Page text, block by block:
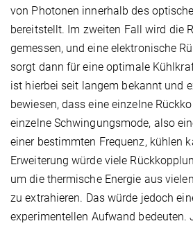
von Photonen innerhalb des
bereitstellt. Im zweiten Fall wird die
gemessen, und eine elektronische
sorgt dann für eine optimale
ist hierbei seit langem bekannt und
bewiesen, dass eine einzelne
einzelne Schwingungsmode, also
einer bestimmten Frequenz, kühlen
Erweiterung würde viele
um die thermische Energie aus
zu extrahieren. Das würde jedoch
experimentellen Aufwand bedeuten.